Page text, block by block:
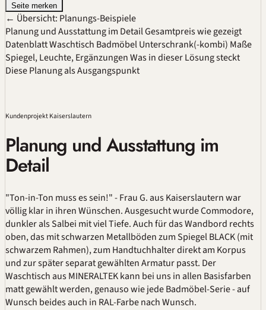
Seite merken
← Übersicht: Planungs-Beispiele
Planung und Ausstattung im DetailGesamtpreis wie gezeigt
DatenblattWaschtisch BadmöbelUnterschrank(-kombi) Maße
Spiegel, Leuchte, ErgänzungenWas in dieser Lösung steckt
Diese Planung als Ausgangspunkt
Kundenprojekt Kaiserslautern
Planung und Ausstattung im
Detail
"Ton-in-Ton muss es sein!" - Frau G. aus Kaiserslautern war
völlig klar in ihren Wünschen. Ausgesucht wurde Commodore,
dunkler als Salbei mit viel Tiefe. Auch für das Wandbord rechts
oben, das mit schwarzen Metallböden zum Spiegel BLACK (mit
schwarzem Rahmen), zum Handtuchhalter direkt am Korpus
und zur später separat gewählten Armatur passt. Der
Waschtisch aus MINERALTEK kann bei uns in allen Basisfarben
matt gewählt werden, genauso wie jede Badmöbel-Serie - auf
Wunsch beides auch in RAL-Farbe nach Wunsch.